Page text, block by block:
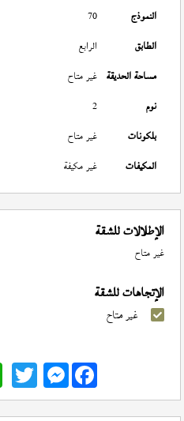
النموذج
70
الطابق
الرابع
مساحة الحديقة غير متاح
نوم
2
بلكونات
غير متاح
المكيفات
غير مكيفة
الإطلالات للشقة
غير متاح
الإتجاهات للشقة
غير متاح
Messenger